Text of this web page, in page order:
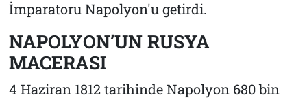
İmparatoru Napolyon'u getirdi.
NAPOLYON’UN RUSYA
MACERASI
4 Haziran 1812 tarihinde Napolyon 680 bin